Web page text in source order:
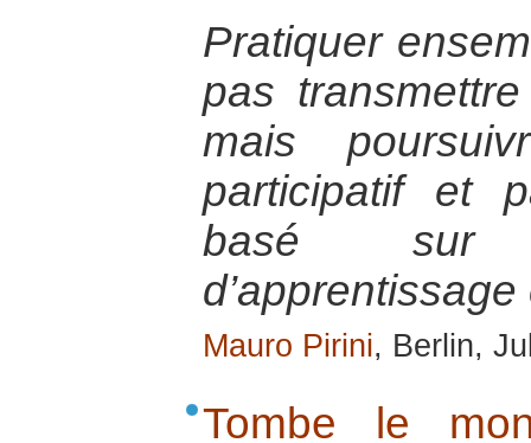
Pratiquer
pas
mais
participatif et
basé sur
Mauro Pirini, Berlin,
Tombe le